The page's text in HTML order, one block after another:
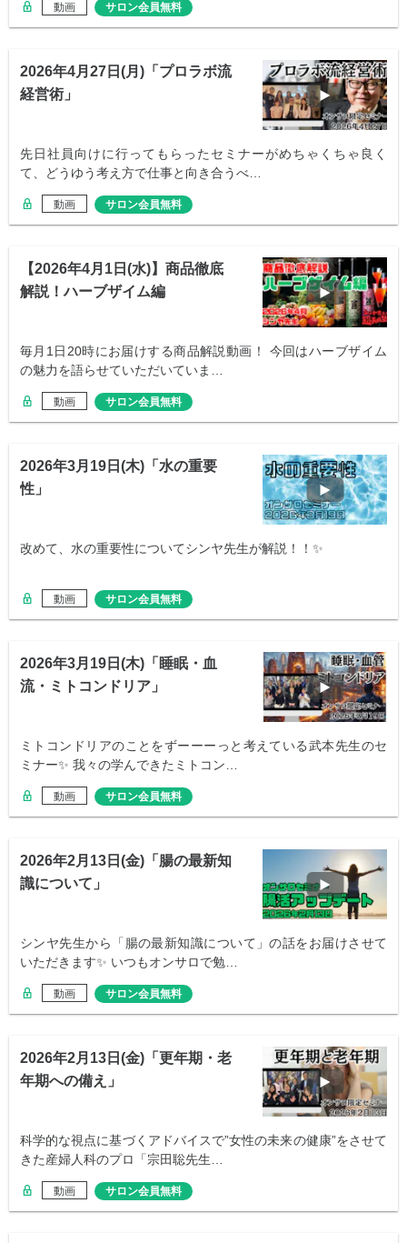
動画 サロン会員無料
2026年4月27日(月)「プロラボ流
経営術」
先日社員向けに行ってもらったセミナーがめちゃくちゃ良く
て、どうゆう考え方で仕事と向き合うべ…
動画 サロン会員無料
【2026年4月1日(水)】商品徹底
解説！ハーブザイム編
毎月1日20時にお届けする商品解説動画！ 今回はハーブザイム
の魅力を語らせていただいていま…
動画 サロン会員無料
2026年3月19日(木)「水の重要
性」
改めて、水の重要性についてシンヤ先生が解説！！✨
動画 サロン会員無料
2026年3月19日(木)「睡眠・血
流・ミトコンドリア」
ミトコンドリアのことをずーーーっと考えている武本先生のセ
ミナー✨ 我々の学んできたミトコン…
動画 サロン会員無料
2026年2月13日(金)「腸の最新知
識について」
シンヤ先生から「腸の最新知識について」の話をお届けさせて
いただきます✨ いつもオンサロで勉…
動画 サロン会員無料
2026年2月13日(金)「更年期・老
年期への備え」
科学的な視点に基づくアドバイスで”女性の未来の健康”をさせて
きた産婦人科のプロ「宗田聡先生…
動画 サロン会員無料